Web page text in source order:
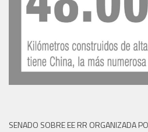
SENADO SOBRE EE RR ORGANIZADA